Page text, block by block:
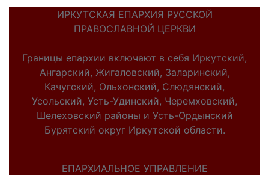
ИРКУТСКАЯ ЕПАРХИЯ РУССКОЙ
ПРАВОСЛАВНОЙ ЦЕРКВИ
Границы епархии включают в себя Иркутский,
Ангарский, Жигаловский, Заларинский,
Качугский, Ольхонский, Слюдянский,
Усольский, Усть-Удинский, Черемховский,
Шелеховский районы и Усть-Ордынский
Бурятский округ Иркутской области.
ЕПАРХИАЛЬНОЕ УПРАВЛЕНИЕ